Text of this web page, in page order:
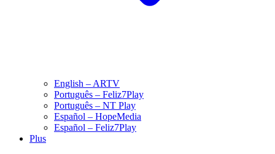
English – ARTV
Português – Feliz7Play
Português – NT Play
Español – HopeMedia
Español – Feliz7Play
Plus